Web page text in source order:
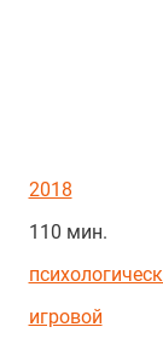
2018
110 мин.
игровой